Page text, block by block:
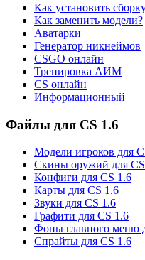
Как установить
Как заменить модели?
Аватарки
Генератор никнеймов
CSGO онлайн
Тренировка АИМ
CS онлайн
Информационный
Файлы для CS 1.6
Модели игроков для
Скины оружий для
Конфиги для CS 1.6
Карты для CS 1.6
Звуки для CS 1.6
Графити для CS 1.6
Фоны главного меню
Спрайты для CS 1.6